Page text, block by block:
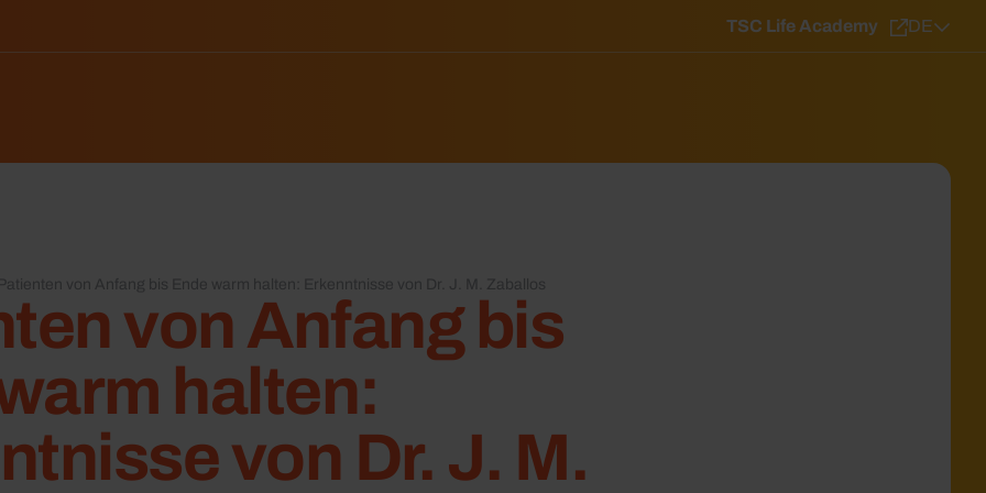
TSC Life Academy DE
Patienten von Anfang bis Ende warm halten: Erkenntnisse von Dr. J. M. Zaballos
von Anfang bis
halten:
von Dr. J. M.